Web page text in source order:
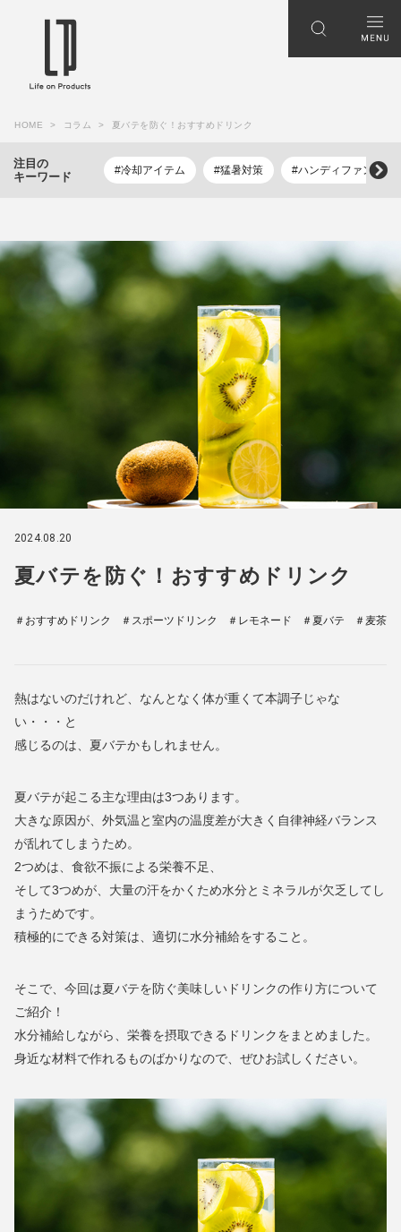
HOME コラム 夏バテを防ぐ！おすすめドリンク
注目の
キーワード
#冷却アイテム #猛暑対策 #ハンディファン
2024.08.20
夏バテを防ぐ！おすすめドリンク
＃おすすめドリンク ＃スポーツドリンク ＃レモネード ＃夏バテ ＃麦茶
熱はないのだけれど、なんとなく体が重くて本調子じゃな
い・・・と
感じるのは、夏バテかもしれません。
夏バテが起こる主な理由は3つあります。
大きな原因が、外気温と室内の温度差が大きく自律神経バランス
が乱れてしまうため。
2つめは、食欲不振による栄養不足、
そして3つめが、大量の汗をかくため水分とミネラルが欠乏してし
まうためです。
積極的にできる対策は、適切に水分補給をすること。
そこで、今回は夏バテを防ぐ美味しいドリンクの作り方について
ご紹介！
水分補給しながら、栄養を摂取できるドリンクをまとめました。
身近な材料で作れるものばかりなので、ぜひお試しください。